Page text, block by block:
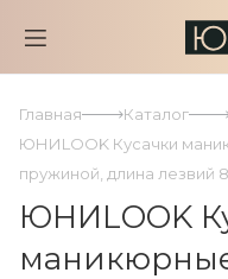
Главная Каталог
ЮНИLOOK Кусачки
пружиной, длина лезвий
ЮНИLOOK